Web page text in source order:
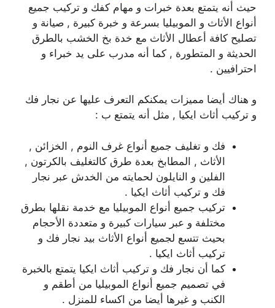
حيث أنه يتمتع بعدة خبرات و مهام كفك و تركيب جميع
أنواع الأثاث و الموبيليا بسرعة و خبرة كبيرة , صيانة و
تصليح كافة أعطال الأثاث مع خدة بخ الخشب بالطرق
الحديثة و المتطورة , كما أنه مدرب على يد خبراء و
احترافيين .
و هناك أيضا مميزات يمكنكم التعرف عليها عن نجار فك
و تركيب أثاث ايكيا , مثل أنه يتمتع ب :
فك و تغليف جميع أنواع غرف النوم , الخزائن ,
الأثاث , المطابخ بعدة طرق كالتغليف بالكرتون ,
الفلين و النايلون لحمايته من الخدش عبر نجار
فك و تركيب أثاث ايكيا .
تركيب جميع أنواع الموبيليا مع خدمة نقلها بطرق
مختلفة و عبر سيارات كبيرة و متعددة الأحجام
بحيث تتسع لجميع أنواع الأثاث بيد نجار فك و
تركيب أثاث ايكيا .
كما أن نجار فك و تركيب أثاث ايكيا يتمتع بالخبرة
في تصميم جميع أنواع الموبيليا من أطقم و
الكنب و غيرها أيضا من اكساء للمنزل .